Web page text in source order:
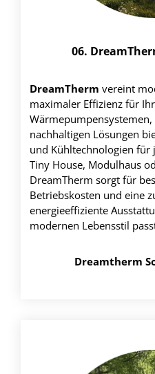
06.
DreamTherm vereint
maximaler Effizienz für
nachhaltigen Lösungen
und Kühltechnologien für
Tiny House, Modulhaus
DreamTherm sorgt für
Betriebskosten und eine
energieeffiziente
modernen Lebensstil
Dreamtherm